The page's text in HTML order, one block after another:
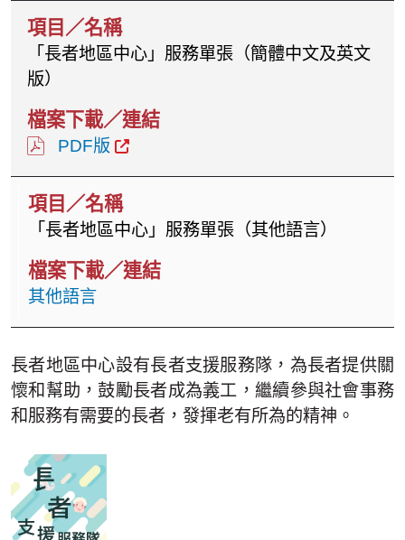
「長者地區中心」服務單張（簡體中文及英文
版）
PDF版
「長者地區中心」服務單張（其他語言）
其他語言
長者地區中心設有長者支援服務隊，為長者提供關
懷和幫助，鼓勵長者成為義工，繼續參與社會事務
和服務有需要的長者，發揮老有所為的精神。